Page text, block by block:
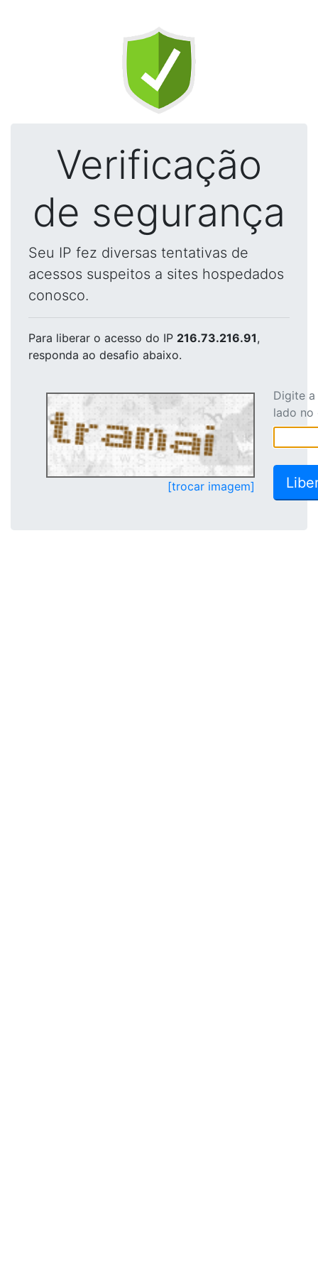
Verificação
de segurança
Seu IP fez diversas tentativas de
acessos suspeitos a sites hospedados
conosco.
Para liberar o acesso do IP 216.73.216.91,
responda ao desafio abaixo.
[trocar imagem]
Digite
lado no